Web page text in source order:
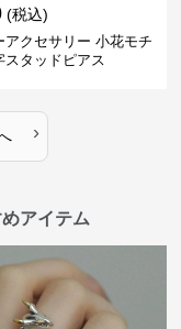
(税込)
アクセサリー 小花モチ
スタッドピアス
›
アイテム